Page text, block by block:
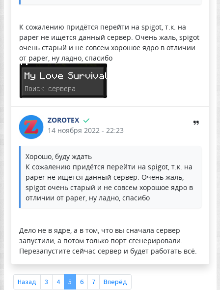
К сожалению придётся перейти на spigot, т.к. на
paper не ищется данный сервер. Очень жаль, spigot
очень старый и не совсем хорошое ядро в отличии
от paper, ну ладно, спасибо
ZOROTEX
14 ноября 2022 - 22:23
Хорошо, буду ждать
К сожалению придётся перейти на spigot, т.к. на
paper не ищется данный сервер. Очень жаль,
spigot очень старый и не совсем хорошое ядро в
отличии от paper, ну ладно, спасибо
Дело не в ядре, а в том, что вы сначала сервер
запустили, а потом только порт сгенерировали.
Перезапустите сейчас сервер и будет работать всё.
Назад 3 4 5 6 7 Вперёд